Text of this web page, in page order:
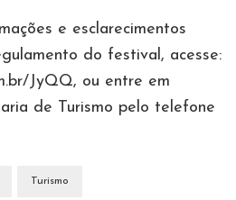
e esclarecimentos
do festival, acesse:
JyQQ, ou entre em
de Turismo pelo telefone
Turismo